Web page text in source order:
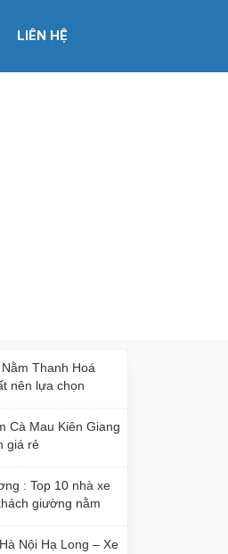
LIÊN HỆ
Thanh Hoá
nên lựa chọn
Cà Mau Kiên Giang
giá rẻ
: Top 10 nhà xe
giường nằm
Nội Hạ Long – Xe